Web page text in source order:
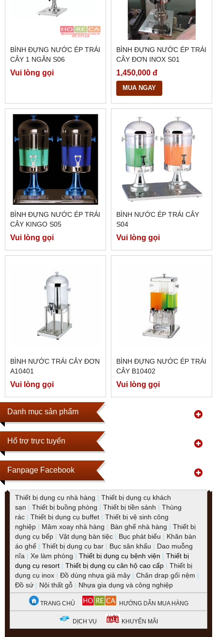
Danh mục sản phẩm
Hổ trợ trực tuyến
Fanpage Facebook
BÌNH ĐỰNG NƯỚC ÉP TRÁI
CÂY 1 NGĂN S06
Vui lòng gọi
BÌNH ĐỰNG NƯỚC ÉP TRÁI
CÂY ĐƠN INOX S01
1,450,000 đ
MUA NGAY
BÌNH ĐỰNG NƯỚC ÉP TRÁI
CÂY KINGO S05
Vui lòng gọi
BÌNH NƯỚC ÉP TRÁI CÂY
S04
Vui lòng gọi
BÌNH NƯỚC TRÁI CÂY ĐƠN
A10401
Vui lòng gọi
BÌNH ĐỰNG NƯỚC ÉP TRÁI
CÂY B10402
Vui lòng gọi
Thiết bị dụng cụ nhà hàng | Thiết bị dụng cụ khách
sạn | Thiết bị buồng phòng | Thiết bị tiền sảnh | Thùng
rác | Thiết bị dụng cụ buffet | Thiết bị vệ sinh công
nghiệp | Mâm xoay nhà hàng | Bàn ghế nhà hàng | Thiết bị
dụng cụ bếp | Vật dụng bàn tiệc | Bục phát biểu | Khăn bàn
áo ghế | Thiết bị dụng cụ bar | Bục sân khấu | Dao muỗng
nĩa | Xe làm phòng | Thiết bị dụng cụ bệnh viện | Thiết bị
dụng cụ resort | Thiết bị dụng cụ căn hộ cao cấp | Thiết bị
dụng cụ inox | Đồ dùng nhựa giả mây | Chăn drap gối nệm |
Đồ sứ | Nội thất gỗ | Nhựa gia dụng và công nghiệp
TRANG CHỦ HƯỚNG DẪN MUA HÀNG
DỊCH VỤ KHUYẾN MÃI